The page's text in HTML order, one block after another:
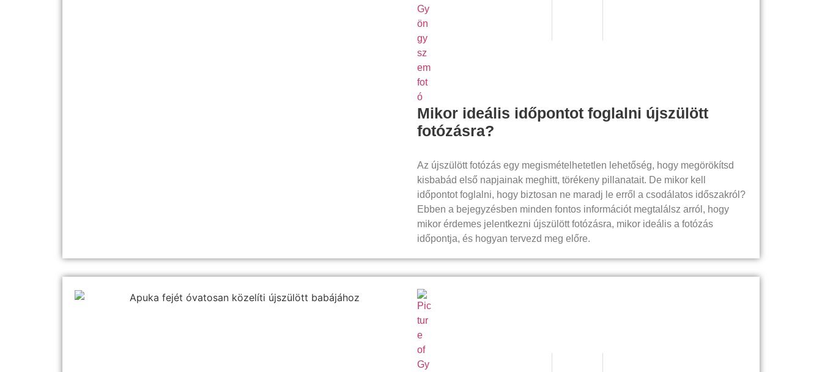
Mikor ideális időpontot foglalni újszülött
fotózásra?
Az újszülött fotózás egy megismételhetetlen lehetőség, hogy megörökítsd
kisbabád első napjainak meghitt, törékeny pillanatait. De mikor kell
időpontot foglalni, hogy biztosan ne maradj le erről a csodálatos időszakról?
Ebben a bejegyzésben minden fontos információt megtalálsz arról, hogy
mikor érdemes jelentkezni újszülött fotózásra, mikor ideális a fotózás
időpontja, és hogyan tervezd meg előre.